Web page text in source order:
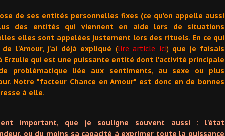
de ses entités personnelles fixes (ce qu'on appelle aussi
des entités qui viennent en aide lors de situations
elles sont appelées justement lors des rituels. En ce qui
l'Amour, j'ai déjà expliqué (lire article ici) que je faisais
Erzulie qui est une puissante entité dont l'activité principale
problématique liée aux sentiments, au sexe ou plus
Notre "facteur Chance en Amour" est donc en de bonnes
à elle.
important, que je souligne souvent aussi : l'état
ou du moins sa capacité à exprimer toute la puissance